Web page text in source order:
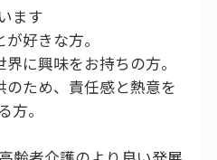
ます
好きな方。
に興味をお持ちの方。
のため、責任感と熱意を
方。